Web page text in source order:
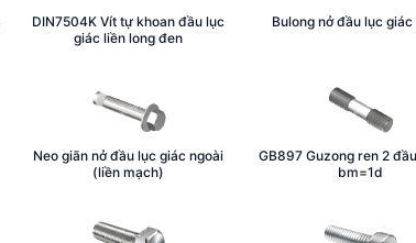
DIN7504K Vít tự khoan đầu lục
giác liền long đen
Bulong nở đầu lục giác
Neo giãn nở đầu lục giác ngoài
(liền mạch)
GB897 Guzong ren 2
bm=1d